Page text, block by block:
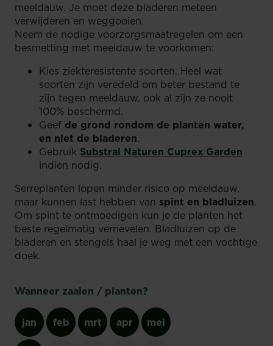
meeldauw. Je moet deze bladeren meteen
verwijderen en weggooien.
Neem de nodige voorzorgsmaatregelen om een
besmetting met meeldauw te voorkomen:
Kies ziekteresistente soorten. Heel wat
soorten zijn veredeld om beter bestand te
zijn tegen meeldauw, ook al zijn ze nooit
100% beschermd.
Geef de grond rondom de planten water,
en niet de bladeren.
Gebruik Substral Naturen Cuprex Garden
indien nodig.
Serreplanten lopen minder risico op meeldauw,
maar kunnen last hebben van spint en bladluizen.
Om spint te ontmoedigen kun je de planten het
beste regelmatig vernevelen. Bladluizen op de
bladeren en stengels haal je weg met een vochtige
doek.
Wanneer zaaien / planten?
jan feb mrt apr mei